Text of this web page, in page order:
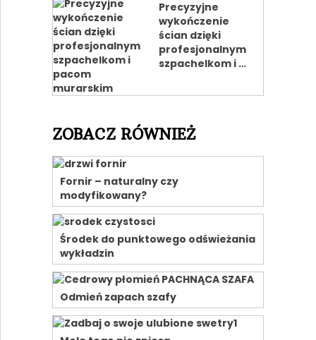
Precyzyjne
wykończenie
ścian dzięki
profesjonalnym
szpachelkom i …
ZOBACZ RÓWNIEŻ
Fornir – naturalny czy
modyfikowany?
Środek do punktowego odświeżania
wykładzin
Odmień zapach szafy